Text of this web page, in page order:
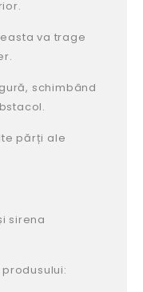
va trage
schimbând
părți ale
sirena